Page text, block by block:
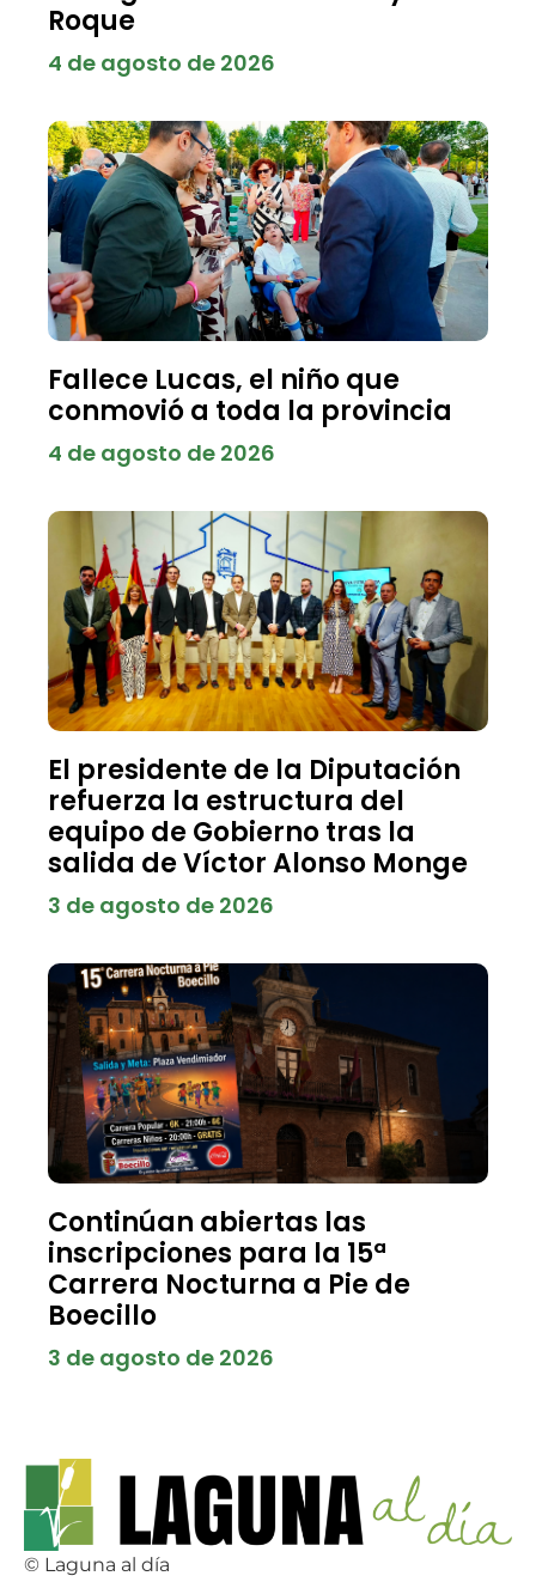
Roque
4 de agosto de 2026
Fallece Lucas, el niño que
conmovió a toda la provincia
4 de agosto de 2026
El presidente de la Diputación
refuerza la estructura del
equipo de Gobierno tras la
salida de Víctor Alonso Monge
3 de agosto de 2026
Continúan abiertas las
inscripciones para la 15ª
Carrera Nocturna a Pie de
Boecillo
3 de agosto de 2026
© Laguna al día